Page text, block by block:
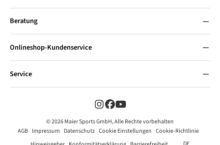
Beratung
Onlineshop-Kundenservice
Service
© 2026 Maier Sports GmbH, Alle Rechte vorbehalten
AGB Impressum Datenschutz Cookie Einstellungen Cookie-Richtlinie